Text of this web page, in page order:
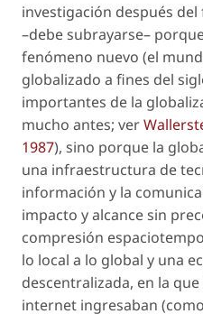
investigación después
–debe subrayarse–
fenómeno nuevo (el
globalizado a fines del
importantes de la
mucho antes; ver
1987), sino porque la
una infraestructura de
información y la
impacto y alcance sin
compresión
lo local a lo global y una
descentralizada, en la
internet ingresaban (como